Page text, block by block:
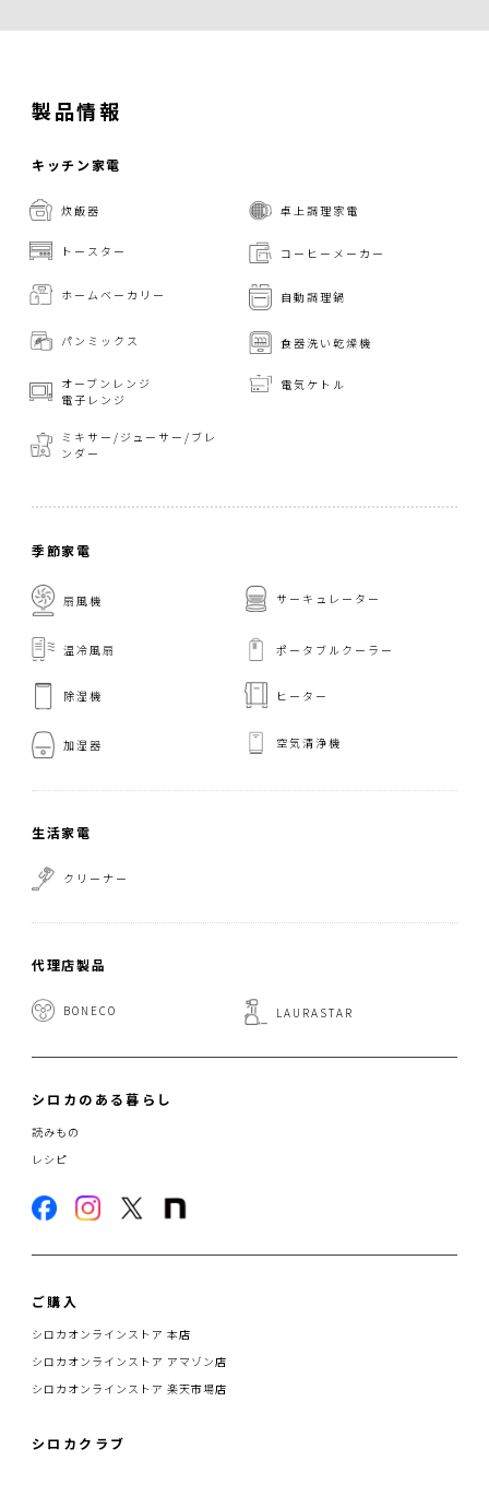
製品情報
キッチン家電
炊飯器 卓上調理家電
トースター コーヒーメーカー
ホームベーカリー 自動調理鍋
パンミックス 食器洗い乾燥機
オーブンレンジ
電子レンジ
電気ケトル
ミキサー/ジューサー/ ブレ
ンダー
季節家電
扇風機 サーキュレーター
温冷風扇 ポータブルクーラー
除湿機 ヒーター
加湿器 空気清浄機
生活家電
クリーナー
代理店製品
BONECO LAURASTAR
シロカのある暮らし
読みもの
レシピ
ご購入
シロカオンラインストア 本店
シロカオンラインストア アマゾン店
シロカオンラインストア 楽天市場店
シロカクラブ